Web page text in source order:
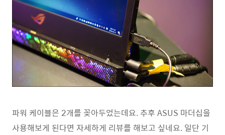
파워 케이블은 2개를 꽂아두었는데요. 추후 ASUS 마더십을
사용해보게 된다면 자세하게 리뷰를 해보고 싶네요. 일단 기